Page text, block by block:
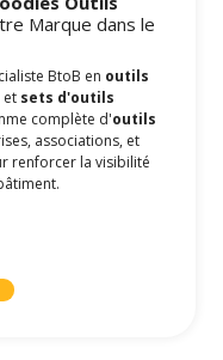
Marque dans le
BtoB en outils
et sets d'outils
complète d'outils
associations, et
renforcer la visibilité